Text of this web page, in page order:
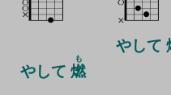
やして 燃
も
やして